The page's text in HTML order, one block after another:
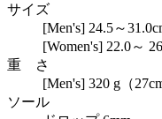
サイズ
[Men's] 24.5～
[Women's] 22.0～
重 さ
[Men's] 320 g（
ソール